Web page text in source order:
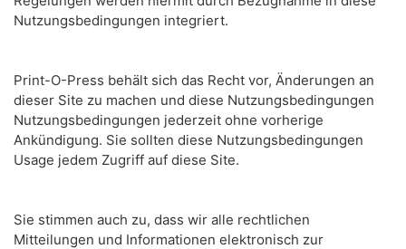
Nutzungsbedingungen integriert.
Print-O-Press behält sich das Recht vor, Änderungen an
dieser Site zu machen und diese Nutzungsbedingungen
Nutzungsbedingungen jederzeit ohne vorherige
Ankündigung. Sie sollten diese Nutzungsbedingungen
Usage jedem Zugriff auf diese Site.
Sie stimmen auch zu, dass wir alle rechtlichen
Mitteilungen und Informationen elektronisch zur